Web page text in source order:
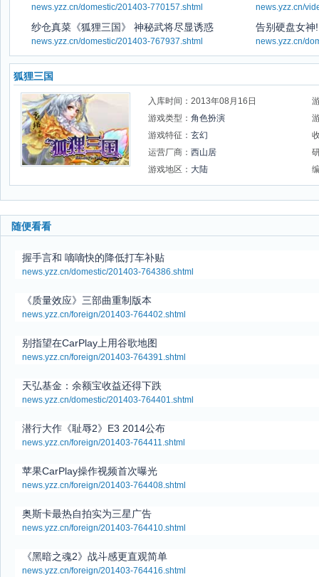
news.yzz.cn/domestic/201403-770157.shtml news.yzz.cn/
纱仓真菜《狐狸三国》 神秘武将尽显诱惑
news.yzz.cn/domestic/201403-767937.shtml
告别硬盘女神
news.yzz.cn/
狐狸三国
入库时间：2013年08月16日
游戏类型： 角色扮演
游戏特征： 玄幻
运营厂商： 西山居
游戏地区： 大陆
随便看看
握手言和 嘀嘀快的降低打车补贴
news.yzz.cn/domestic/201403-764386.shtml
《质量效应》三部曲重制版本
news.yzz.cn/foreign/201403-764402.shtml
别指望在CarPlay上用谷歌地图
news.yzz.cn/foreign/201403-764391.shtml
天弘基金：余额宝收益还得下跌
news.yzz.cn/domestic/201403-764401.shtml
潜行大作《耻辱2》E3 2014公布
news.yzz.cn/foreign/201403-764411.shtml
苹果CarPlay操作视频首次曝光
news.yzz.cn/foreign/201403-764408.shtml
奥斯卡最热自拍实为三星广告
news.yzz.cn/foreign/201403-764410.shtml
《黑暗之魂2》战斗感更直观简单
news.yzz.cn/foreign/201403-764416.shtml